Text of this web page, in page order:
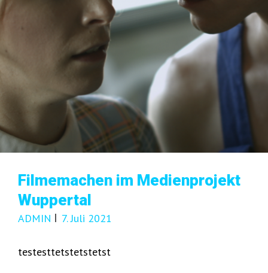
Filmemachen im Medienprojekt
Wuppertal
ADMIN 7. Juli 2021
testesttetstetstetst